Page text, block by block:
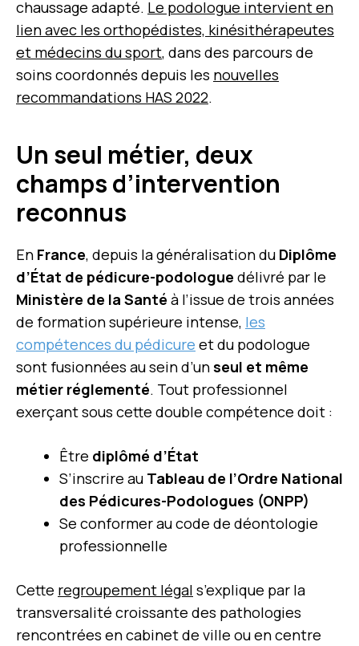
chaussage adapté. Le podologue intervient en
lien avec les orthopédistes, kinésithérapeutes
et médecins du sport, dans des parcours de
soins coordonnés depuis les nouvelles
recommandations HAS 2022.
Un seul métier, deux
champs d’intervention
reconnus
En France, depuis la généralisation du Diplôme
d’État de pédicure-podologue délivré par le
Ministère de la Santé à l’issue de trois années
de formation supérieure intense, les
compétences du pédicure et du podologue
sont fusionnées au sein d’unseul et même
métier réglementé. Tout professionnel
exerçant sous cette double compétence doit :
Être diplômé d’État
S’inscrire au Tableau de l’Ordre National
des Pédicures-Podologues (ONPP)
Se conformer au code de déontologie
professionnelle
Cette regroupement légal s’explique par la
transversalité croissante des pathologies
rencontrées en cabinet de ville ou en centre